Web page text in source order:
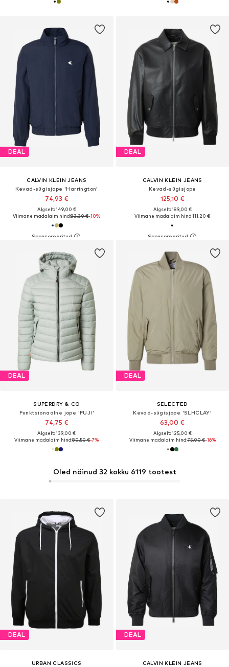
DEAL
CALVIN KLEIN JEANS
Kevad-sügisjope 'Harrington'
74,93 €
Algselt: 149,00 €
Viimane madalaim hind:83,30 €-10%
DEAL
CALVIN KLEIN JEANS
Kevad-sügisjope
125,10 €
Algselt: 189,00 €
Viimane madalaim hind:111,20 €
DEAL
SUPERDRY & CO
Funktsionaalne jope 'FUJI'
74,75 €
Algselt: 139,00 €
Viimane madalaim hind:80,50 €-7%
DEAL
SELECTED
Kevad-sügisjope 'SLHCLAY'
63,00 €
Algselt: 125,00 €
Viimane madalaim hind:75,00 €-16%
DEAL
URBAN CLASSICS
Oled näinud 32 kokku 6119 tootest
DEAL
CALVIN KLEIN JEANS